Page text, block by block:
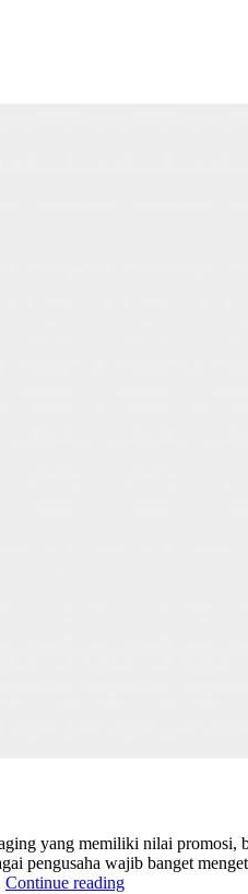
yang memiliki nilai
pengusaha wajib banget
Continue reading